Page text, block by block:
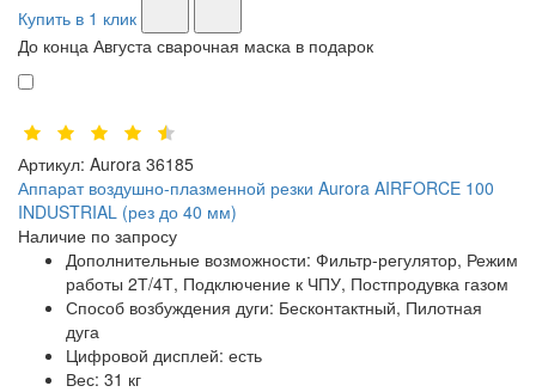
Купить в 1 клик
До конца Августа сварочная маска в подарок
Артикул: Aurora 36185
Аппарат воздушно-плазменной резки Aurora AIRFORCE 100
INDUSTRIAL (рез до 40 мм)
Наличие по запросу
Дополнительные возможности: Фильтр-регулятор, Режим
работы 2Т/4Т, Подключение к ЧПУ, Постпродувка газом
Способ возбуждения дуги: Бесконтактный, Пилотная
дуга
Цифровой дисплей: есть
Вес: 31 кг